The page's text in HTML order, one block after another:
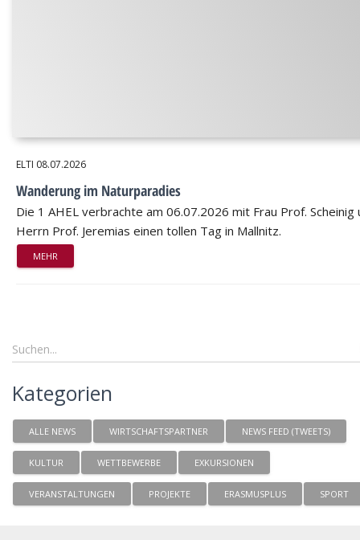
ELTI 08.07.2026
Wanderung im Naturparadies
Die 1 AHEL verbrachte am 06.07.2026 mit Frau Prof. Scheinig
Herrn Prof. Jeremias einen tollen Tag in Mallnitz.
MEHR
Kategorien
ALLE NEWS WIRTSCHAFTSPARTNER NEWS FEED (TWEETS)
KULTUR WETTBEWERBE EXKURSIONEN
VERANSTALTUNGEN PROJEKTE ERASMUSPLUS SPORT